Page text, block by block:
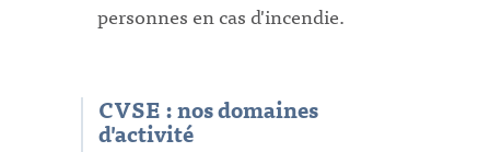
personnes en cas d'incendie.
CVSE : nos domaines
d'activité